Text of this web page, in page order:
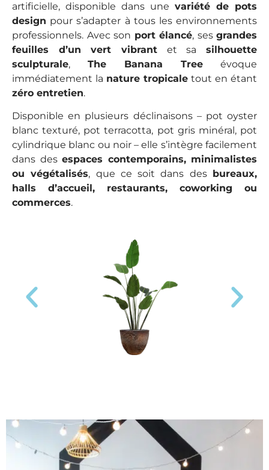
artificielle, disponible dans une variété de pots
design pour s’adapter à tous les environnements
professionnels. Avec son port élancé, ses grandes
feuilles d’un vert vibrant et sa silhouette
sculpturale, The Banana Tree évoque
immédiatement la nature tropicale tout en étant
zéro entretien.
Disponible en plusieurs déclinaisons – pot oyster
blanc texturé, pot terracotta, pot gris minéral, pot
cylindrique blanc ou noir – elle s’intègre facilement
dans des espaces contemporains, minimalistes
ou végétalisés, que ce soit dans des bureaux,
halls d’accueil, restaurants, coworking ou
commerces.